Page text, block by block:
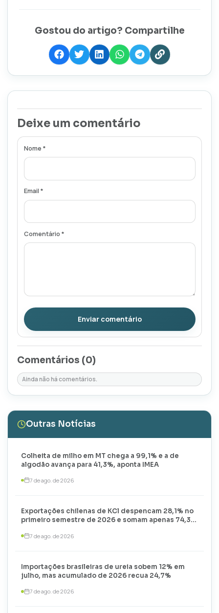
Gostou do artigo? Compartilhe
Deixe um comentário
Nome *
Email *
Comentário *
Enviar comentário
Comentários (0)
Ainda não há comentários.
Outras Notícias
Colheita de milho em MT chega a 99,1% e a de
algodão avança para 41,3%, aponta IMEA
7 de ago. de 2026
Exportações chilenas de KCl despencam 28,1% no
primeiro semestre de 2026 e somam apenas 74,3
7 de ago. de 2026
Importações brasileiras de ureia sobem 12% em
julho, mas acumulado de 2026 recua 24,7%
7 de ago. de 2026